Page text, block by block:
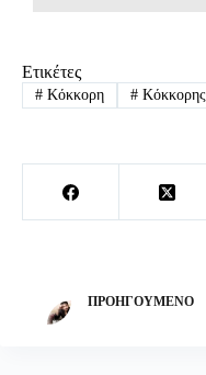
Ετικέτες
#Κόκκορη #Κόκκορης
ΠΡΟΗΓΟΎΜΕΝΟ